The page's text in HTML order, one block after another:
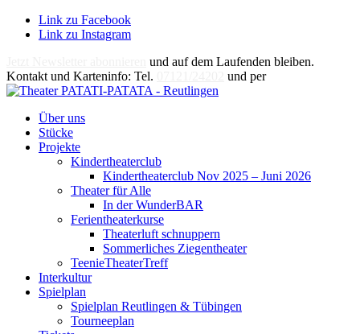
Link zu Facebook
Link zu Instagram
und auf dem Laufenden bleiben.
Kontakt und Karteninfo: Tel.
und per
Über uns
Stücke
Projekte
Kindertheaterclub
Kindertheaterclub Nov 2025 – Juni 2026
Theater für Alle
In der WunderBAR
Ferientheaterkurse
Theaterluft schnuppern
Sommerliches Ziegentheater
TeenieTheaterTreff
Interkultur
Spielplan
Spielplan Reutlingen & Tübingen
Tourneeplan